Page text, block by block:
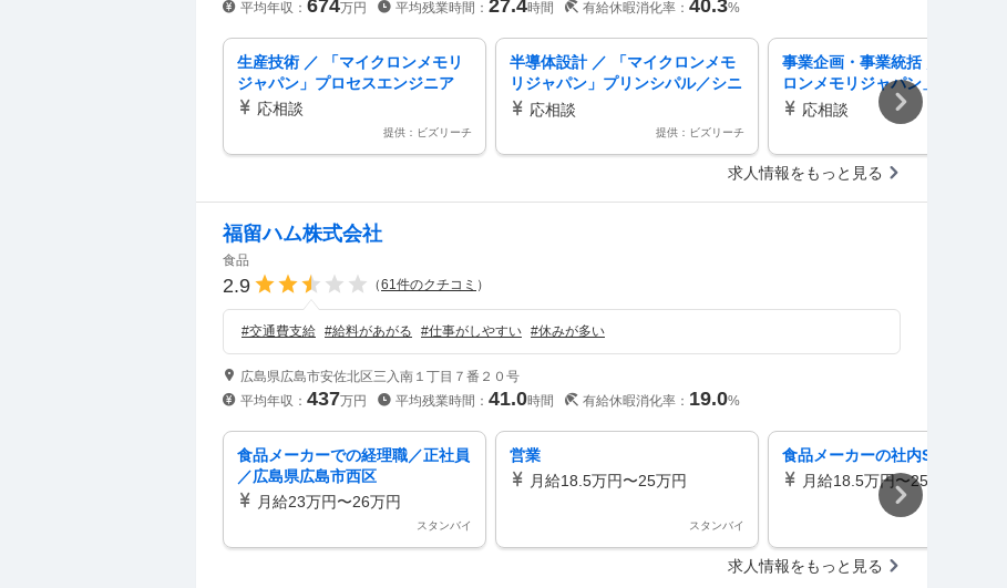
平均年収： 674万円 平均残業時間： 27.4時間 有給休暇消化率： 40.3%
生産技術 ／ 「マイクロンメモリ
ジャパン」プロセスエンジニア
応相談
提供：ビズリーチ
半導体設計 ／ 「マイクロンメモ
リジャパン」プリンシパル／シニ
ア／スタッフ BEOLプロセスイン
テグレーションエンジニア（DRA
応相談
提供：ビズリーチ
事業企画・事業統括 ／ 「マイク
ロンメモリジャパン」PMOイン
テグレーション・エンジニア／ス
応相談
求人情報をもっと見る
福留ハム株式会社
食品
2.9 （61件のクチコミ ）
#交通費支給 #給料があがる #仕事がしやすい #休みが多い
広島県広島市安佐北区三入南１丁目７番２０号
平均年収： 437万円 平均残業時間： 41.0時間 有給休暇消化率： 19.0%
食品メーカーでの経理職／正社員
／広島県広島市西区
月給23万円〜26万円
スタンバイ
営業
月給18.5万円〜25万円
スタンバイ
食品メーカーの社内SE
月給18.5万円〜25万円
求人情報をもっと見る